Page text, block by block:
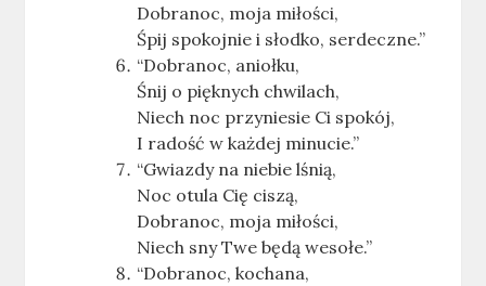
Dobranoc, moja miłości,
Śpij spokojnie i słodko, serdeczne.”
“Dobranoc, aniołku,
Śnij o pięknych chwilach,
Niech noc przyniesie Ci spokój,
I radość w każdej minucie.”
“Gwiazdy na niebie lśnią,
Noc otula Cię ciszą,
Dobranoc, moja miłości,
Niech sny Twe będą wesołe.”
“Dobranoc, kochana,